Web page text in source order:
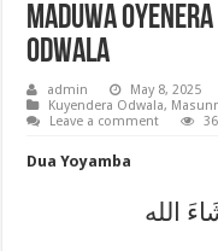
Maduwa
Odwala
admin
May 8, 2025
Kuyendera Odwala,
Leave a comment
Dua Yoyamba
الله